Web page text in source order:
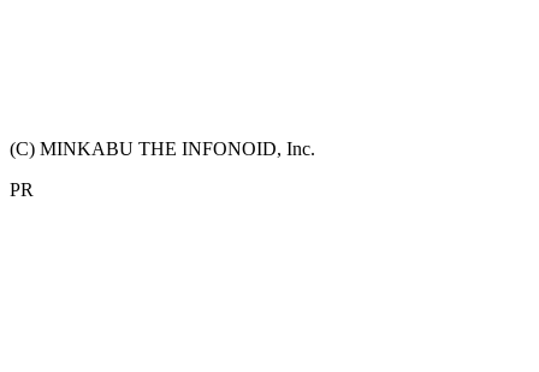
(C) MINKABU THE INFONOID, Inc.
PR